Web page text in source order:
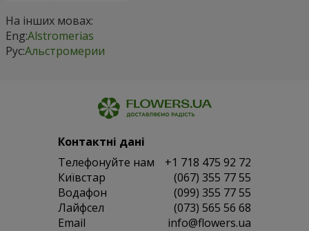
На інших мовах:
Eng:Alstromerias
Рус:Альстромерии
Контактні дані
Телефонуйте нам
+1 718 475 92 72
Київстар
(067) 355 77 55
Водафон
(099) 355 77 55
Лайфсел
(073) 565 56 68
Email
info@flowers.ua